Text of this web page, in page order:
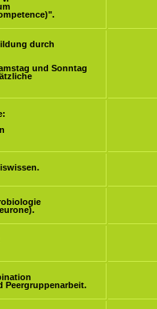
durch
und Sonntag
Peergruppenarbeit.